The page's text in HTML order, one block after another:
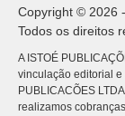
Copyright © 2026
Todos os direitos
A ISTOÉ
vinculação editorial e
PUBLICACÕES
realizamos